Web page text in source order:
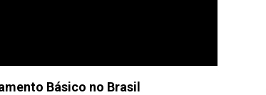
Básico no Brasil